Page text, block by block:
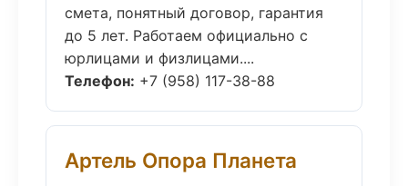
смета, понятный договор, гарантия
до 5 лет. Работаем официально с
юрлицами и физлицами....
Телефон: +7 (958) 117-38-88
Артель Опора Планета